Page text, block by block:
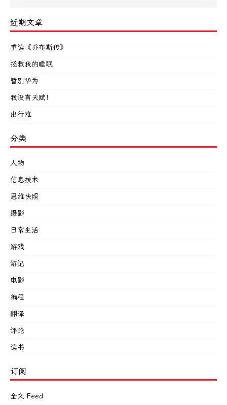
近期文章
重读《乔布斯传》
拯救我的睡眠
暂别华为
我没有天赋！
出行难
分类
人物
信息技术
思维快照
摄影
日常生活
游戏
游记
电影
编程
翻译
评论
读书
订阅
全文 Feed